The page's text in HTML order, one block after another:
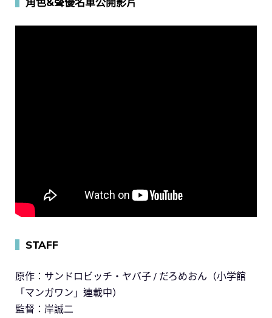
STAFF
原作：サンドロビッチ・ヤバ子 / だろめおん（小学館
「マンガワン」連載中）
監督：岸誠二